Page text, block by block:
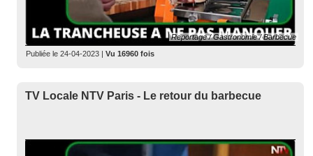
Reportage / Gastronomie / Barbecue
Publiée le 24-04-2023 | Vu 16960 fois
TV Locale NTV Paris - Le retour du barbecue